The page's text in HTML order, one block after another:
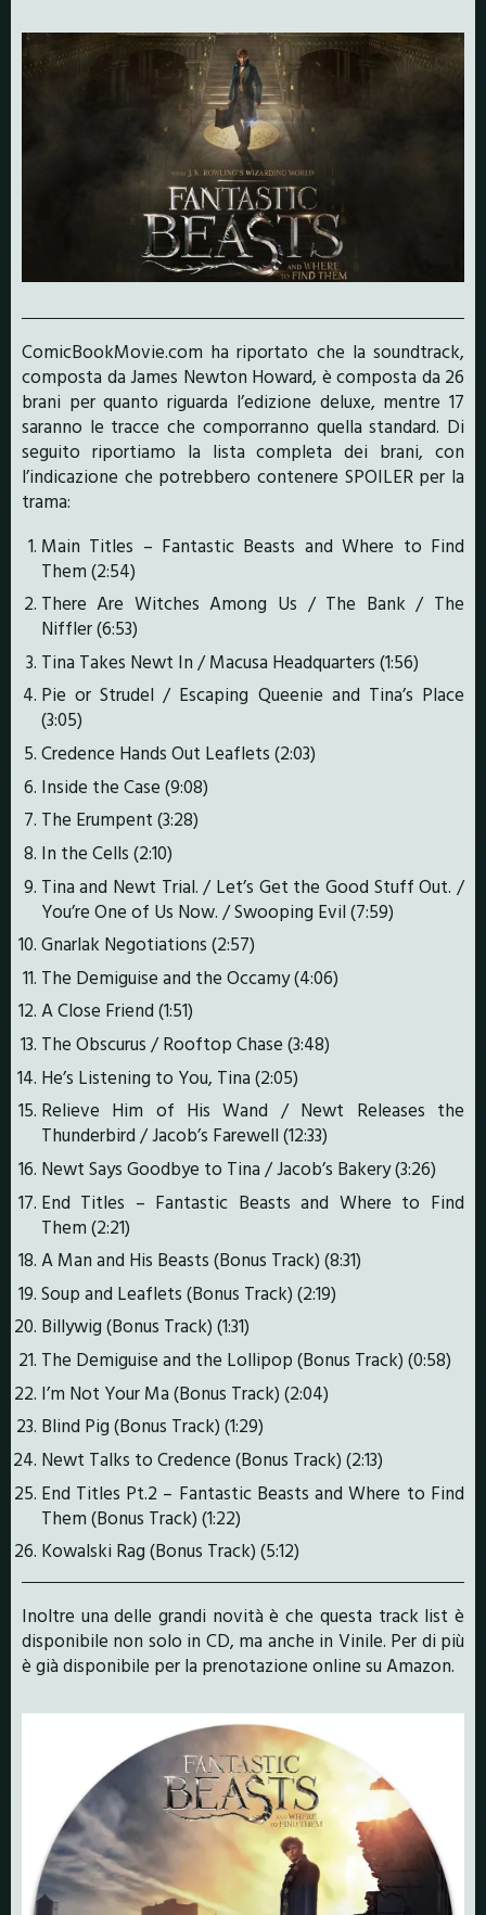
ComicBookMovie.com ha riportato che la soundtrack,
composta da James Newton Howard, è composta da 26
brani per quanto riguarda l’edizione deluxe, mentre 17
saranno le tracce che comporranno quella standard. Di
seguito riportiamo la lista completa dei brani, con
l’indicazione che potrebbero contenere SPOILER per la
trama:
Main Titles – Fantastic Beasts and Where to Find
Them (2:54)
There Are Witches Among Us / The Bank / The
Niffler (6:53)
Tina Takes Newt In / Macusa Headquarters (1:56)
Pie or Strudel / Escaping Queenie and Tina’s Place
(3:05)
Credence Hands Out Leaflets (2:03)
Inside the Case (9:08)
The Erumpent (3:28)
In the Cells (2:10)
Tina and Newt Trial. / Let’s Get the Good Stuff Out. /
You’re One of Us Now. / Swooping Evil (7:59)
Gnarlak Negotiations (2:57)
The Demiguise and the Occamy (4:06)
A Close Friend (1:51)
The Obscurus / Rooftop Chase (3:48)
He’s Listening to You, Tina (2:05)
Relieve Him of His Wand / Newt Releases the
Thunderbird / Jacob’s Farewell (12:33)
Newt Says Goodbye to Tina / Jacob’s Bakery (3:26)
End Titles – Fantastic Beasts and Where to Find
Them (2:21)
A Man and His Beasts (Bonus Track) (8:31)
Soup and Leaflets (Bonus Track) (2:19)
Billywig (Bonus Track) (1:31)
The Demiguise and the Lollipop (Bonus Track) (0:58)
I’m Not Your Ma (Bonus Track) (2:04)
Blind Pig (Bonus Track) (1:29)
Newt Talks to Credence (Bonus Track) (2:13)
End Titles Pt.2 – Fantastic Beasts and Where to Find
Them (Bonus Track) (1:22)
Kowalski Rag (Bonus Track) (5:12)
Inoltre una delle grandi novità è che questa track list è
disponibile non solo in CD, ma anche in Vinile. Per di più
è già disponibile per la prenotazione online su Amazon.